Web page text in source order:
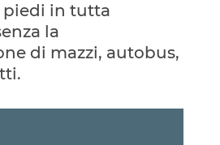
piedi in tutta
la
di mazzi, autobus,